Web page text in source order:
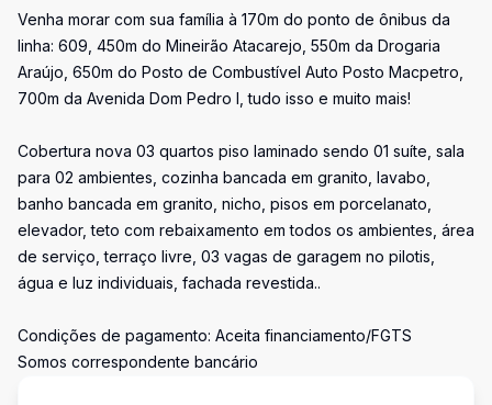
Venha morar com sua família à 170m do ponto de ônibus da
linha: 609, 450m do Mineirão Atacarejo, 550m da Drogaria
Araújo, 650m do Posto de Combustível Auto Posto Macpetro,
700m da Avenida Dom Pedro I, tudo isso e muito mais!
Cobertura nova 03 quartos piso laminado sendo 01 suíte, sala
para 02 ambientes, cozinha bancada em granito, lavabo,
banho bancada em granito, nicho, pisos em porcelanato,
elevador, teto com rebaixamento em todos os ambientes, área
de serviço, terraço livre, 03 vagas de garagem no pilotis,
água e luz individuais, fachada revestida..
Condições de pagamento: Aceita financiamento/FGTS
Somos correspondente bancário